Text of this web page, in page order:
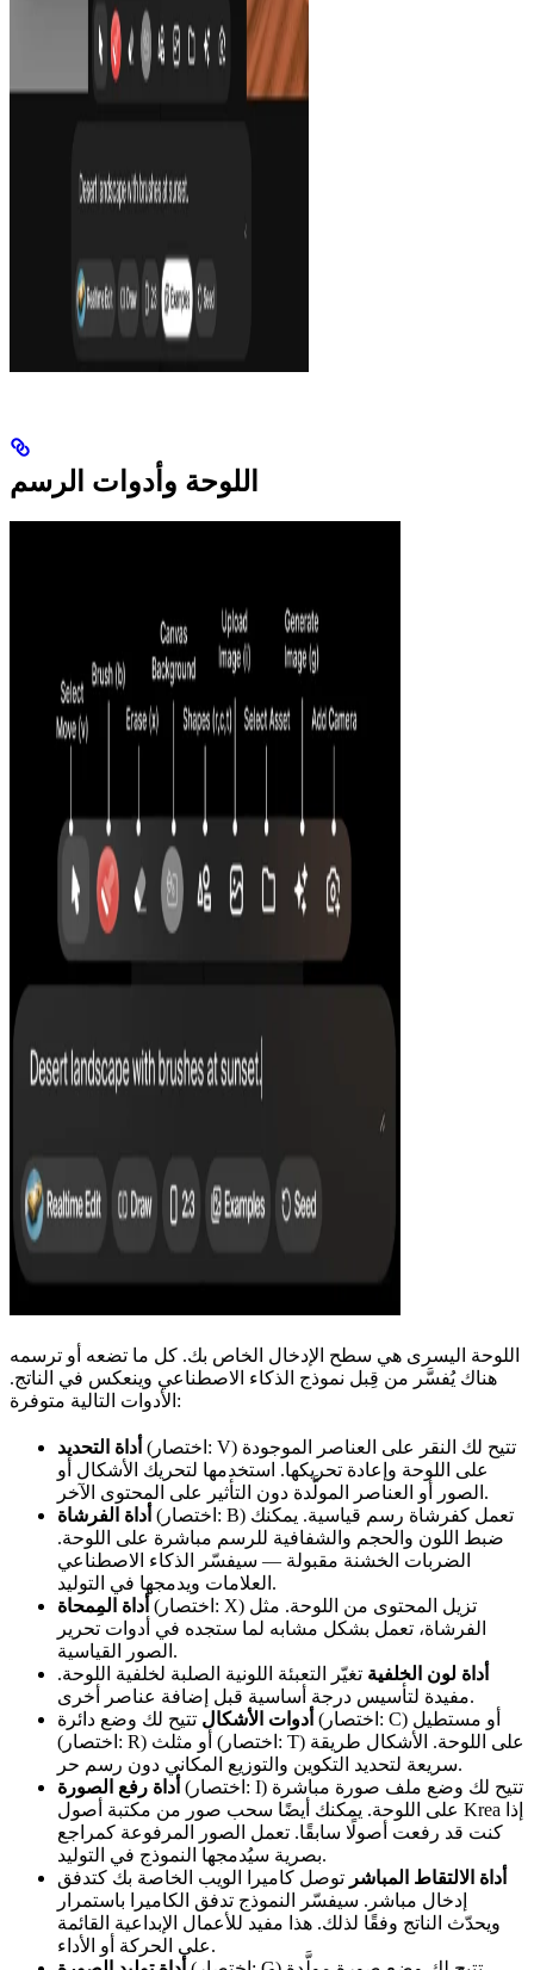
اللوحة وأدوات الرسم
اللوحة اليسرى هي سطح الإدخال الخاص بك. كل ما تضعه أو ترسمه
هناك يُفسَّر من قِبل نموذج الذكاء الاصطناعي وينعكس في الناتج.
الأدوات التالية متوفرة:
أداة التحديد (اختصار: V) تتيح لك النقر على العناصر الموجودة
على اللوحة وإعادة تحريكها. استخدمها لتحريك الأشكال أو
الصور أو العناصر المولَّدة دون التأثير على المحتوى الآخر.
أداة الفرشاة (اختصار: B) تعمل كفرشاة رسم قياسية. يمكنك
ضبط اللون والحجم والشفافية للرسم مباشرة على اللوحة.
الضربات الخشنة مقبولة — سيفسّر الذكاء الاصطناعي
العلامات ويدمجها في التوليد.
أداة المِمحاة (اختصار: X) تزيل المحتوى من اللوحة. مثل
الفرشاة، تعمل بشكل مشابه لما ستجده في أدوات تحرير
الصور القياسية.
أداة لون الخلفية تغيّر التعبئة اللونية الصلبة لخلفية اللوحة.
مفيدة لتأسيس درجة أساسية قبل إضافة عناصر أخرى.
أدوات الأشكال تتيح لك وضع دائرة (اختصار: C) أو مستطيل
(اختصار: R) أو مثلث (اختصار: T) على اللوحة. الأشكال طريقة
سريعة لتحديد التكوين والتوزيع المكاني دون رسم حر.
أداة رفع الصورة (اختصار: I) تتيح لك وضع ملف صورة مباشرة
على اللوحة. يمكنك أيضًا سحب صور من مكتبة أصول Krea إذا
كنت قد رفعت أصولًا سابقًا. تعمل الصور المرفوعة كمراجع
بصرية سيُدمجها النموذج في التوليد.
أداة الالتقاط المباشر توصل كاميرا الويب الخاصة بك كتدفق
إدخال مباشر. سيفسّر النموذج تدفق الكاميرا باستمرار
ويحدّث الناتج وفقًا لذلك. هذا مفيد للأعمال الإبداعية القائمة
على الحركة أو الأداء.